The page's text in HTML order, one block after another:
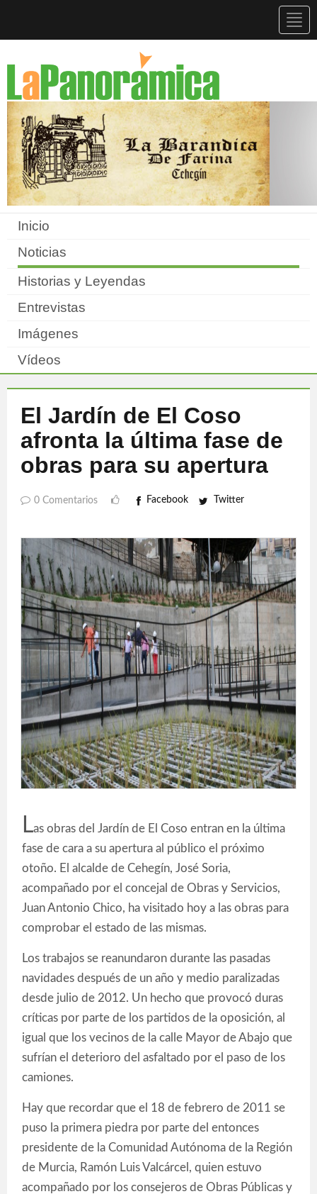
Inicio
Noticias
Historias y Leyendas
Entrevistas
Imágenes
Vídeos
El Jardín de El Coso
afronta la última fase de
obras para su apertura
0 Comentarios Facebook Twitter
Las obras del Jardín de El Coso entran en la última
fase de cara a su apertura al público el próximo
otoño. El alcalde de Cehegín, José Soria,
acompañado por el concejal de Obras y Servicios,
Juan Antonio Chico, ha visitado hoy a las obras para
comprobar el estado de las mismas.
Los trabajos se reanundaron durante las pasadas
navidades después de un año y medio paralizadas
desde julio de 2012. Un hecho que provocó duras
críticas por parte de los partidos de la oposición, al
igual que los vecinos de la calle Mayor de Abajo que
sufrían el deterioro del asfaltado por el paso de los
camiones.
Hay que recordar que el 18 de febrero de 2011 se
puso la primera piedra por parte del entonces
presidente de la Comunidad Autónoma de la Región
de Murcia, Ramón Luis Valcárcel, quien estuvo
acompañado por los consejeros de Obras Públicas y